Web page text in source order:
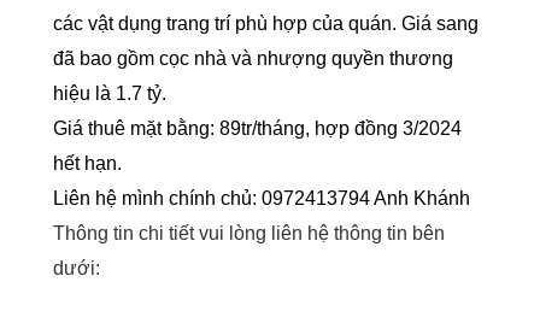
các vật dụng trang trí phù hợp của quán. Giá sang
đã bao gồm cọc nhà và nhượng quyền thương
hiệu là 1.7 tỷ.
Giá thuê mặt bằng: 89tr/tháng, hợp đồng 3/2024
hết hạn.
Liên hệ mình chính chủ: 0972413794 Anh Khánh
Thông tin chi tiết vui lòng liên hệ thông tin bên
dưới: